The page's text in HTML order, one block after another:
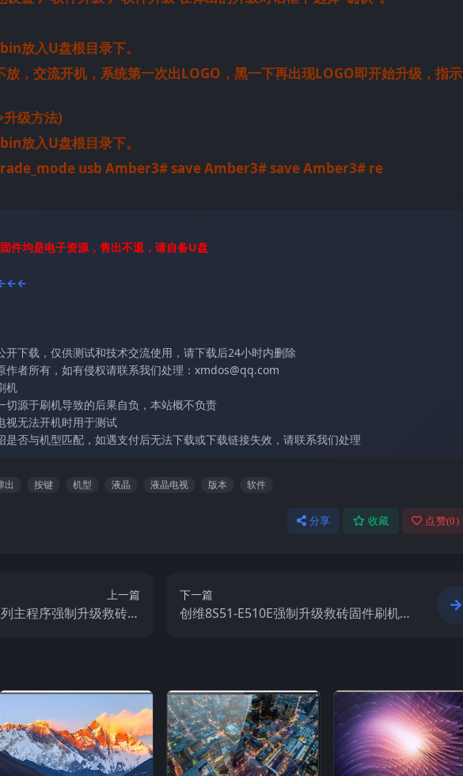
放入U盘根目录下。
，交流开机，系统第一次出LOGO，黑一下再出现LOGO即开始升级，指示
级方法)
放入U盘根目录下。
usb Amber3# save Amber3# save Amber3# re
件均是电子资源，售出不退，请自备U盘
←←←
开下载，仅供测试和技术交流使用，请下载后24小时内删除
作者所有，如有侵权请联系我们处理：xmdos@qq.com
机
切源于刷机导致的后果自负，本站概不负责
视无法开机时用于测试
是否与机型匹配，如遇支付后无法下载或下载链接失效，请联系我们处理
出 按键 机型 液晶 液晶电视 版本 软件
分享 收藏 点赞(0)
上一篇
主程序强制升级救砖固
下一篇
创维8S51-E510E强制升级救砖固件刷机